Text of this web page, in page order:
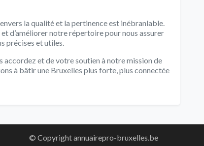
la qualité et la pertinence est inébranlable.
d’améliorer notre répertoire pour nous assurer
précises et utiles.
accordez et de votre soutien à notre mission de
à bâtir une Bruxelles plus forte, plus connectée
© Copyright annuairepro-bruxelles.be